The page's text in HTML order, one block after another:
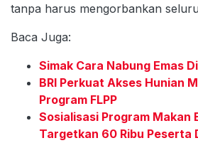
tanpa harus mengorbankan
Baca Juga:
Simak Cara Nabung Emas
BRI Perkuat Akses Hunian
Program FLPP
Sosialisasi Program Makan
Targetkan 60 Ribu Peserta